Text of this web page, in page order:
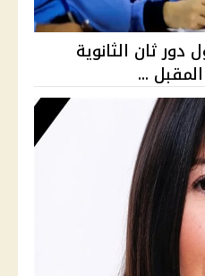
دور ثان الثانوية
...